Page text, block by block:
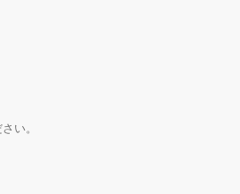
い。